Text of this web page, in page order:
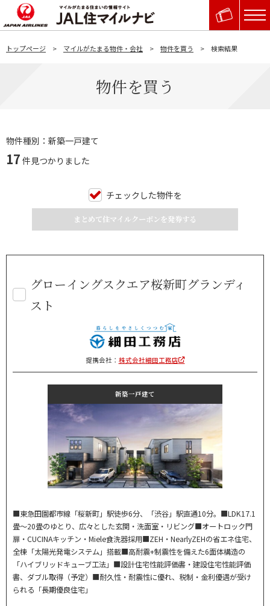
トップページ マイルがたまる物件・会社 物件を買う 検索結果
物件を買う
物件種別：新築一戸建て
17 件見つかりました
チェックした物件を
まとめて住マイルクーポンを発券する
グローイングスクエア桜新町グランディ
スト
提携会社： 株式会社細田工務店
新築一戸建て
■東急田園都市線「桜新町」駅徒歩6分、「渋谷」駅直通10分。■LDK17.1
畳～20畳のゆとり、広々とした玄関・洗面室・リビング■オートロック門
扉・CUCINAキッチン・Miele食洗器採用■ZEH・NearlyZEHの省エネ住宅、
全棟「太陽光発電システム」搭載■高耐震+制震性を備えた6面体構造の
「ハイブリッドキューブ工法」■設計住宅性能評価書・建設住宅性能評価
書、ダブル取得（予定）■耐久性・耐震性に優れ、税制・金利優遇が受け
られる「長期優良住宅」